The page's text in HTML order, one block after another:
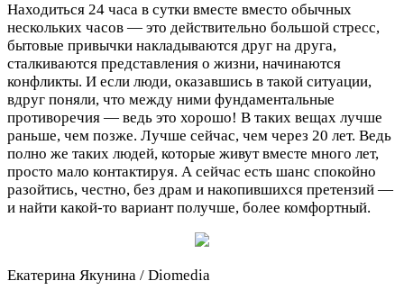
Находиться 24 часа в сутки вместе вместо обычных
нескольких часов — это действительно большой стресс,
бытовые привычки накладываются друг на друга,
сталкиваются представления о жизни, начинаются
конфликты. И если люди, оказавшись в такой ситуации,
вдруг поняли, что между ними фундаментальные
противоречия — ведь это хорошо! В таких вещах лучше
раньше, чем позже. Лучше сейчас, чем через 20 лет. Ведь
полно же таких людей, которые живут вместе много лет,
просто мало контактируя. А сейчас есть шанс спокойно
разойтись, честно, без драм и накопившихся претензий —
и найти какой-то вариант получше, более комфортный.
Екатерина Якунина / Diomedia